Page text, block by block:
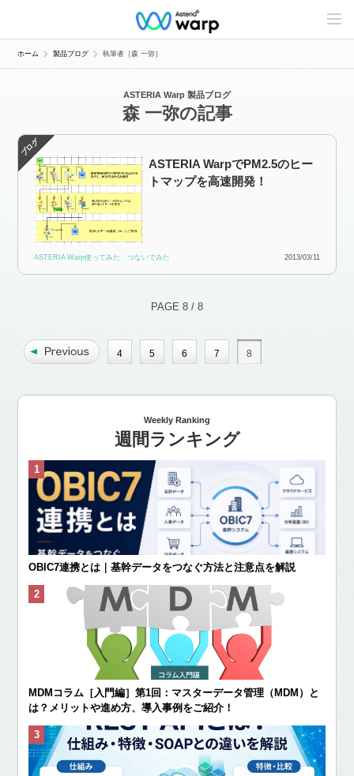
C
n
e
n
ホーム 製品ブログ 執筆者［森 一弥］
ASTERIA Warp 製品ブログ
森 一弥の記事
ASTERIA WarpでPM2.5のヒー
トマップを高速開発！
ASTERIA Warp使ってみた つないでみた 2013/03/11
PAGE 8 / 8
4 5 6 7 8
Weekly Ranking
週間ランキング
OBIC7連携とは｜基幹データをつなぐ方法と注意点を解説
MDMコラム［入門編］第1回：マスターデータ管理（MDM）と
は？メリットや進め方、導入事例をご紹介！